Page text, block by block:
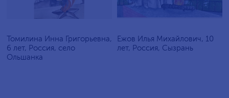
Томилина Инна Григорьевна,
6 лет, Россия, село
Ольшанка
Ежов Илья Михайлович, 10
лет, Россия, Сызрань